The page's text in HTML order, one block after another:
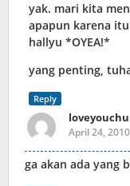
yak. mari kita
apapun karena
hallyu *OYEA!*
yang penting,
Reply
April 24,
ga akan ada yang